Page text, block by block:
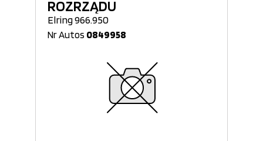
ROZRZĄDU
Elring 966.950
Nr Autos 0849958